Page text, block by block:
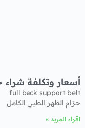
أسعار وتكلفة شراء
full back support belt
حزام الظهر الطبي الكامل
اقراء المزيد »